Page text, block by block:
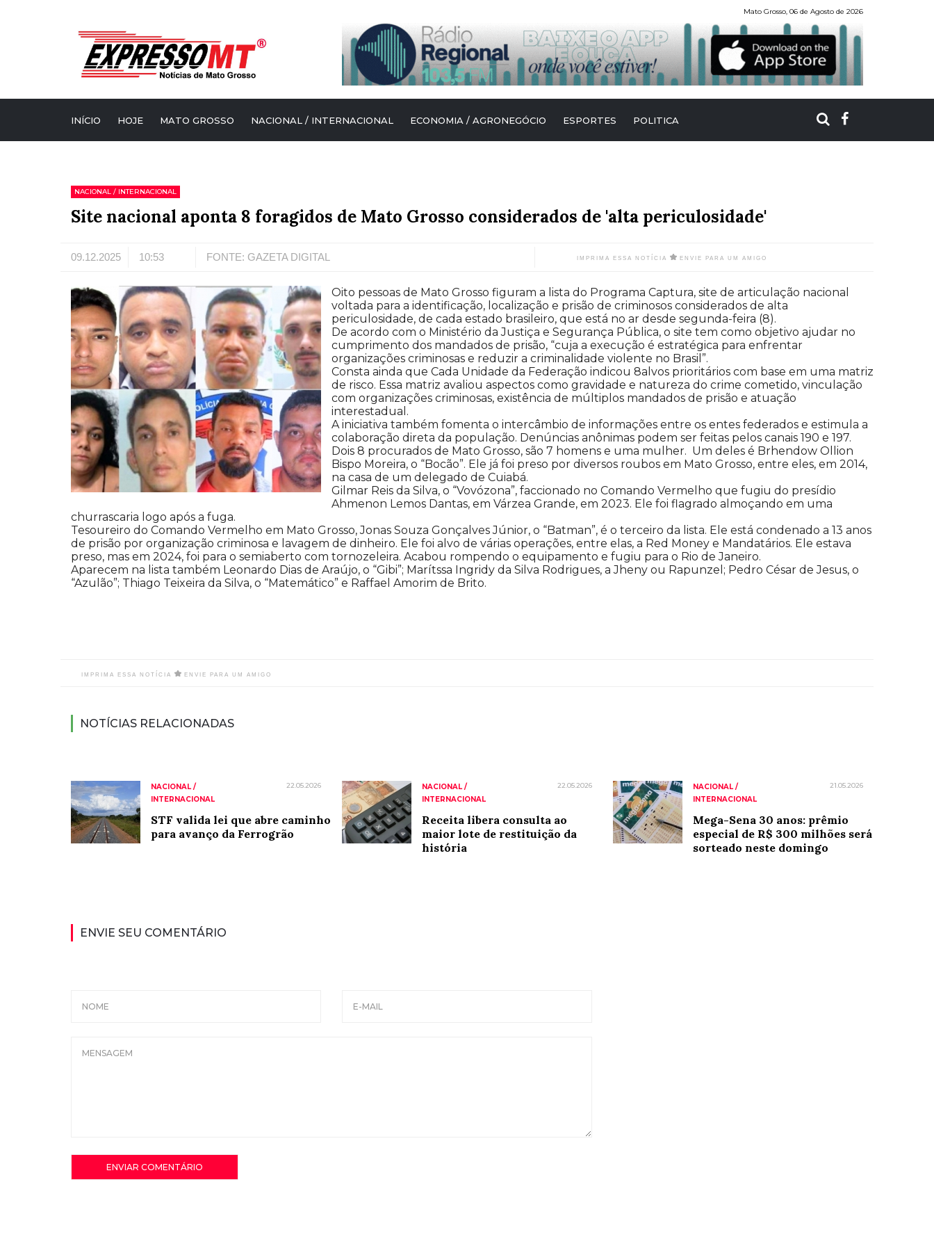
Mato Grosso, 06 de Agosto de 2026
INÍCIO HOJE MATO GROSSO NACIONAL / INTERNACIONAL ECONOMIA / AGRONEGÓCIO ESPORTES POLITICA
NACIONAL / INTERNACIONAL
Site nacional aponta 8 foragidos de Mato Grosso considerados de 'alta periculosidade'
09.12.2025 10:53 FONTE: GAZETA DIGITAL IMPRIMA ESSA NOTÍCIA ENVIE PARA UM AMIGO
Oito pessoas de Mato Grosso figuram a lista do Programa Captura, site de articulação nacional
voltada para a identificação, localização e prisão de criminosos considerados de alta
periculosidade, de cada estado brasileiro, que está no ar desde segunda-feira (8).
De acordo com o Ministério da Justiça e Segurança Pública, o site tem como objetivo ajudar no
cumprimento dos mandados de prisão, “cuja a execução é estratégica para enfrentar
organizações criminosas e reduzir a criminalidade violente no Brasil”.
Consta ainda que Cada Unidade da Federação indicou 8alvos prioritários com base em uma matriz
de risco. Essa matriz avaliou aspectos como gravidade e natureza do crime cometido, vinculação
com organizações criminosas, existência de múltiplos mandados de prisão e atuação
interestadual.
A iniciativa também fomenta o intercâmbio de informações entre os entes federados e estimula a
colaboração direta da população. Denúncias anônimas podem ser feitas pelos canais 190 e 197.
Dois 8 procurados de Mato Grosso, são 7 homens e uma mulher. Um deles é Brhendow Ollion
Bispo Moreira, o “Bocão”. Ele já foi preso por diversos roubos em Mato Grosso, entre eles, em 2014,
na casa de um delegado de Cuiabá.
Gilmar Reis da Silva, o “Vovózona”, faccionado no Comando Vermelho que fugiu do presídio
Ahmenon Lemos Dantas, em Várzea Grande, em 2023. Ele foi flagrado almoçando em uma
churrascaria logo após a fuga.
Tesoureiro do Comando Vermelho em Mato Grosso, Jonas Souza Gonçalves Júnior, o “Batman”, é o terceiro da lista. Ele está condenado a 13 anos
de prisão por organização criminosa e lavagem de dinheiro. Ele foi alvo de várias operações, entre elas, a Red Money e Mandatários. Ele estava
preso, mas em 2024, foi para o semiaberto com tornozeleira. Acabou rompendo o equipamento e fugiu para o Rio de Janeiro.
Aparecem na lista também Leonardo Dias de Araújo, o “Gibi”; Marítssa Ingridy da Silva Rodrigues, a Jheny ou Rapunzel; Pedro César de Jesus, o
“Azulão”; Thiago Teixeira da Silva, o “Matemático” e Raffael Amorim de Brito.
IMPRIMA ESSA NOTÍCIA ENVIE PARA UM AMIGO
NOTÍCIAS RELACIONADAS
NACIONAL /
INTERNACIONAL
22.05.2026
STF valida lei que abre caminho
para avanço da Ferrogrão
NACIONAL /
INTERNACIONAL
22.05.2026
Receita libera consulta ao
maior lote de restituição da
história
NACIONAL /
INTERNACIONAL
21.05.2026
Mega-Sena 30 anos: prêmio
especial de R$ 300 milhões será
sorteado neste domingo
ENVIE SEU COMENTÁRIO